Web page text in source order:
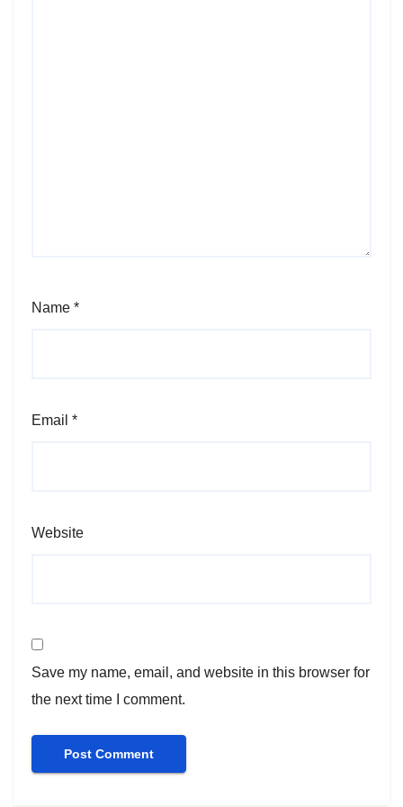
Name *
Email *
Website
Save my name, email, and website in this browser for
the next time I comment.